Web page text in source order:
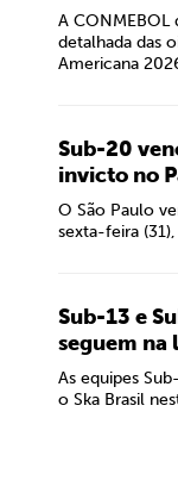
A CONMEBOL
detalhada das
Americana
Sub-20
invicto no
O São Paulo
sexta-feira
Sub-13 e
seguem na
As equipes
o Ska Brasil